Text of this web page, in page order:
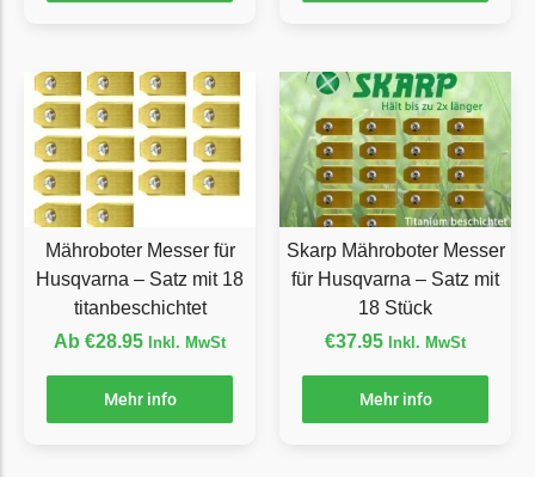
Güde
Begrenzungsdraht
Honda
Honda Messer
Begrenzungsdraht
Kress
Kress Messer
Begrenzungsdraht
LandXcape Messer
Begrenzungsdraht
Mähroboter Messer für
Husqvarna – Satz mit 18
titanbeschichtet
Ab €28.95 Inkl. MwSt
Mehr info
Skarp Mähroboter Messer
für Husqvarna – Satz mit
18 Stück
€37.95 Inkl. MwSt
Mehr info